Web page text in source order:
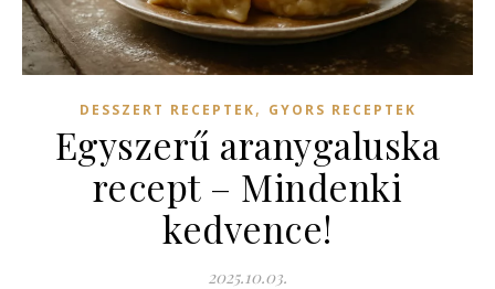
DESSZERT RECEPTEK, GYORS RECEPTEK
Egyszerű aranygaluska
recept – Mindenki
kedvence!
2025.10.03.